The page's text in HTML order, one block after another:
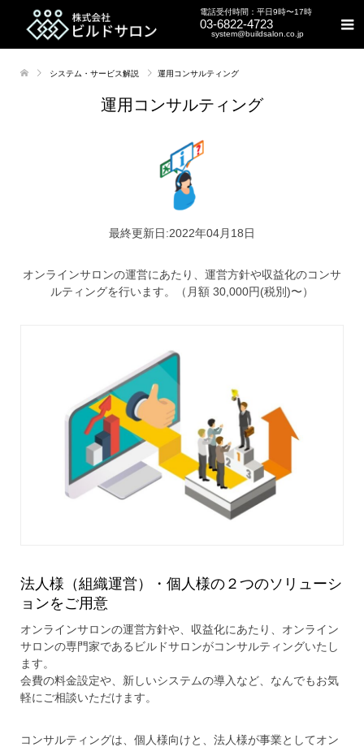
電話受付時間：平日9時〜17時
03-6822-4723
system@buildsalon.co.jp
システム・サービス解説 運用コンサルティング
運用コンサルティング
最終更新日:2022年04月18日
オンラインサロンの運営にあたり、運営方針や収益化のコンサ
ルティングを行います。（月額 30,000円(税別)〜）
法人様（組織運営）・個人様の２つのソリューシ
ョンをご用意
オンラインサロンの運営方針や、収益化にあたり、オンライン
サロンの専門家であるビルドサロンがコンサルティングいたし
ます。
会費の料金設定や、新しいシステムの導入など、なんでもお気
軽にご相談いただけます。
コンサルティングは、個人様向けと、法人様が事業としてオン